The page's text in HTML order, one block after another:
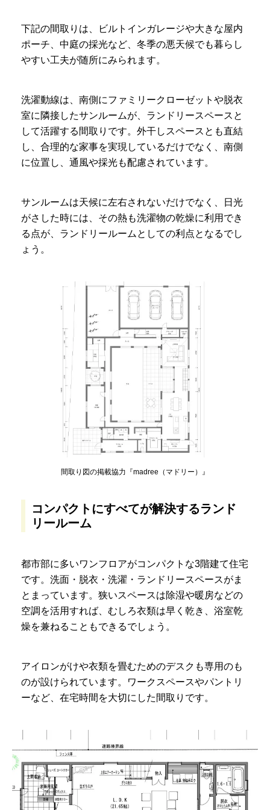
下記の間取りは、ビルトインガレージや大きな屋内
ポーチ、中庭の採光など、冬季の悪天候でも暮らし
やすい工夫が随所にみられます。
洗濯動線は、南側にファミリークローゼットや脱衣
室に隣接したサンルームが、ランドリースペースと
して活躍する間取りです。外干しスペースとも直結
し、合理的な家事を実現しているだけでなく、南側
に位置し、通風や採光も配慮されています。
サンルームは天候に左右されないだけでなく、日光
がさした時には、その熱も洗濯物の乾燥に利用でき
る点が、ランドリールームとしての利点となるでし
ょう。
間取り図の掲載協力『madree（マドリー）』
コンパクトにすべてが解決するランド
リールーム
都市部に多いワンフロアがコンパクトな3階建て住宅
です。洗面・脱衣・洗濯・ランドリースペースがま
とまっています。狭いスペースは除湿や暖房などの
空調を活用すれば、むしろ衣類は早く乾き、浴室乾
燥を兼ねることもできるでしょう。
アイロンがけや衣類を畳むためのデスクも専用のも
のが設けられています。ワークスペースやパントリ
ーなど、在宅時間を大切にした間取りです。